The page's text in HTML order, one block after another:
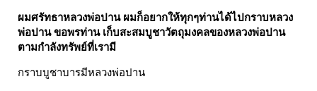
ผมศรัทธาหลวงพ่อปาน ผมก็อยากให้ทุกๆท่านได้ไปกราบหลวง
พ่อปาน ขอพรท่าน เก็บสะสมบูชาวัตถุมงคลของหลวงพ่อปาน
ตามกำลังทรัพย์ที่เรามี
กราบบูชาบารมีหลวงพ่อปาน